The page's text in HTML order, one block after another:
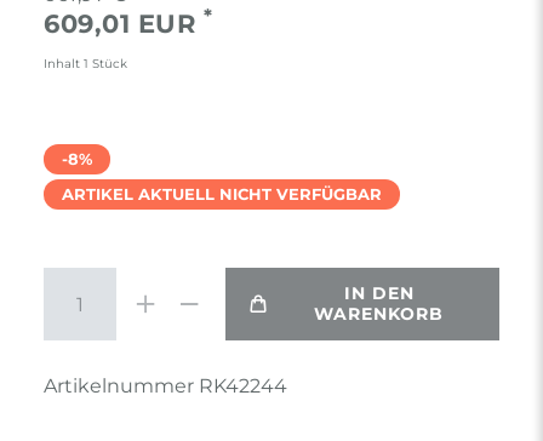
609,01 EUR *
Inhalt 1 Stück
-8%
ARTIKEL AKTUELL NICHT VERFÜGBAR
IN DEN
WARENKORB
Artikelnummer RK42244